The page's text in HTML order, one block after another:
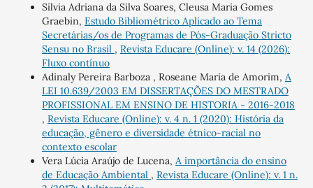
Silvia Adriana da Silva Soares, Cleusa Maria Gomes
Graebin, Estudo Bibliométrico Aplicado ao Tema
Secretárias/os de Programas de Pós-Graduação Stricto
Sensu no Brasil , Revista Educare (Online): v. 14 (2026):
Fluxo contínuo
Adinaly Pereira Barboza , Roseane Maria de Amorim, A
LEI 10.639/2003 EM DISSERTAÇÕES DO MESTRADO
PROFISSIONAL EM ENSINO DE HISTORIA - 2016-2018
, Revista Educare (Online): v. 4 n. 1 (2020): História da
educação, gênero e diversidade étnico-racial no
contexto escolar
Vera Lúcia Araújo de Lucena, A importância do ensino
de Educação Ambiental , Revista Educare (Online): v. 1 n.